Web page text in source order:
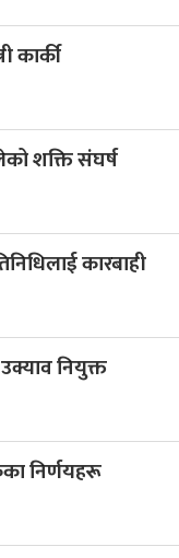
कार्की
शक्ति संघर्ष
कारबाही
नियुक्त
निर्णयहरू